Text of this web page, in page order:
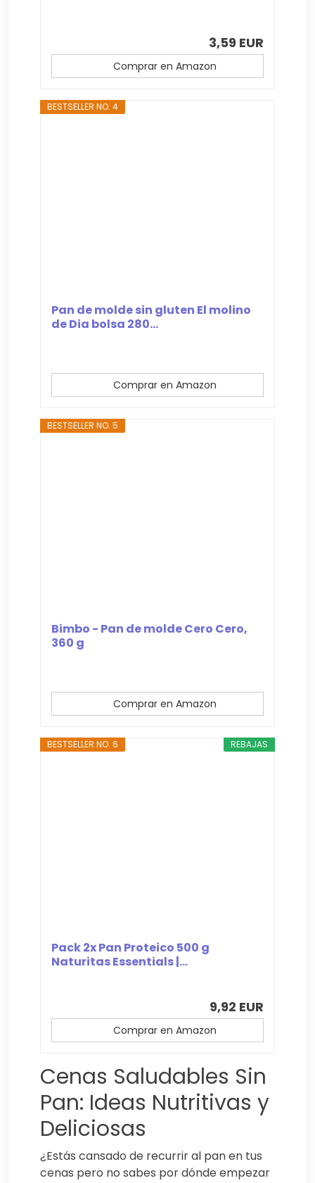
3,59 EUR
Comprar en Amazon
BESTSELLER NO. 4
Pan de molde sin gluten El molino
de Dia bolsa 280...
Comprar en Amazon
BESTSELLER NO. 5
Bimbo - Pan de molde Cero Cero,
360 g
Comprar en Amazon
REBAJAS
BESTSELLER NO. 6
Pack 2x Pan Proteico 500 g
Naturitas Essentials |...
9,92 EUR
Comprar en Amazon
Cenas Saludables Sin
Pan: Ideas Nutritivas y
Deliciosas
¿Estás cansado de recurrir al pan en tus
cenas pero no sabes por dónde empezar